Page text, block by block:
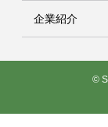
企業紹介
©